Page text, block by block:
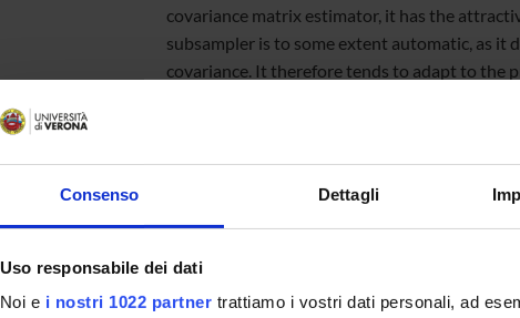
Consenso Dettagli
Uso responsabile dei dati
Noi e i nostri 1022 partner trattiamo i vostri dati personali, ad
covariance matrix estimator, it has the
subsampler is to some extent automatic, as
covariance. It therefore tends to adapt to the
As such, this paper facilitates assessment
highlight the finite sample properties of the
Referente Roberto Reno'